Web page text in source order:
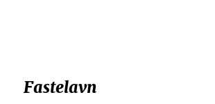
Fastelavn